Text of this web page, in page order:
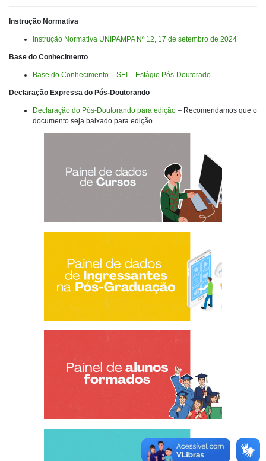
Instrução Normativa
Instrução Normativa UNIPAMPA Nº 12, 17 de setembro de 2024
Base do Conhecimento
Base do Conhecimento – SEI – Estágio Pós-Doutorado
Declaração Expressa do Pós-Doutorando
Declaração do Pós-Doutorando para edição – Recomendamos que o
documento seja baixado para edição.